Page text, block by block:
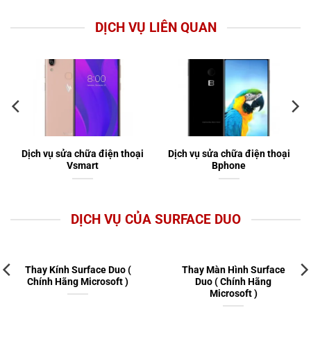
DỊCH VỤ LIÊN QUAN
Dịch vụ sửa chữa điện thoại
Vsmart
Dịch vụ sửa chữa điện thoại
Bphone
DỊCH VỤ CỦA SURFACE DUO
Thay Kính Surface Duo (
Chính Hãng Microsoft )
Thay Màn Hình Surface
Duo ( Chính Hãng
Microsoft )